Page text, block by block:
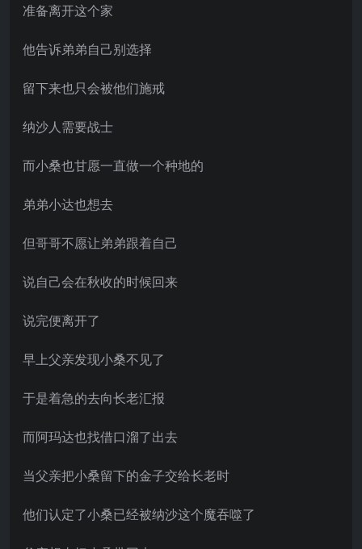
准备离开这个家
他告诉弟弟自己别选择
留下来也只会被他们施戒
纳沙人需要战士
而小桑也甘愿一直做一个种地的
弟弟小达也想去
但哥哥不愿让弟弟跟着自己
说自己会在秋收的时候回来
说完便离开了
早上父亲发现小桑不见了
于是着急的去向长老汇报
而阿玛达也找借口溜了出去
当父亲把小桑留下的金子交给长老时
他们认定了小桑已经被纳沙这个魔吞噬了